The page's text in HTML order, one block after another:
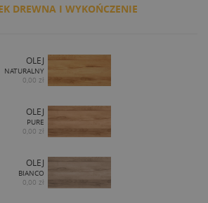
DREWNA I WYKOŃCZENIE
OLEJ
NATURALNY
0,00 zł
OLEJ
PURE
0,00 zł
OLEJ
BIANCO
0,00 zł